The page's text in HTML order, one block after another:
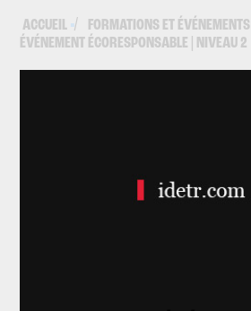
ACCUEIL ▪ FORMATIONS ET ÉVÉNEMENTS
ÉVÉNEMENT ÉCORESPONSABLE | NIVEAU 2